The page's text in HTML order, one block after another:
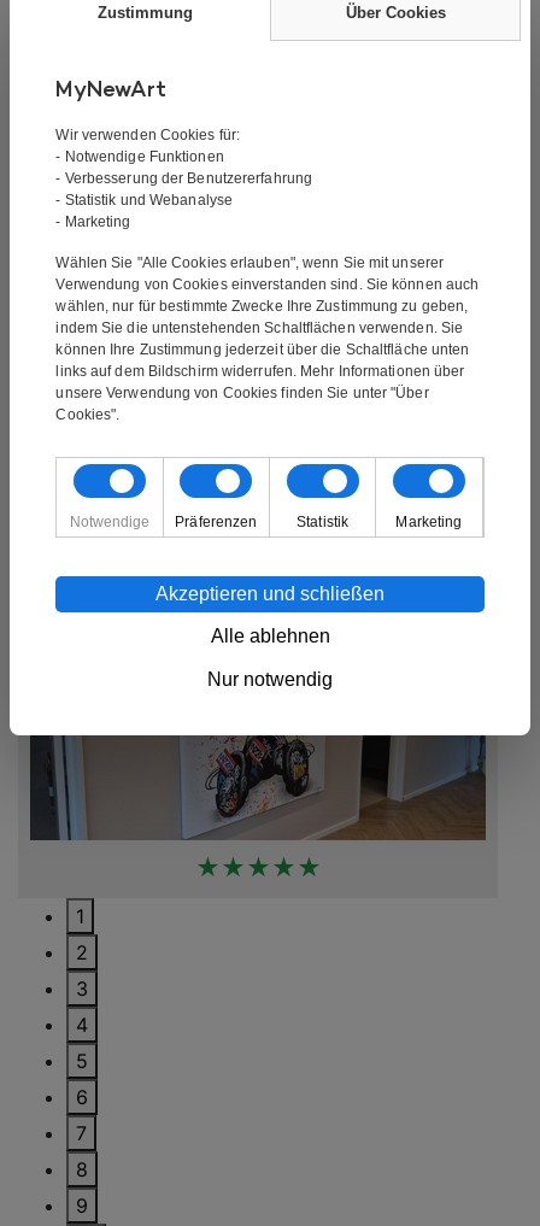
Das Gemälde ist ein handgemaltes Ölgemälde. Es
sondern ist handgemalt. Bei der Ölmalerei handelt es
sich um die klassische Form der Malerei. Ölgemälde
zeichnen sich durch ihre gute Farbtiefe aus.
Das Gemälde ist über einen 3,5 cm dicken Blendrahmen
gespannt und kann direkt an einer Wand aufgehängt
werden.
Möchten Sie dieses Gemälde in einer anderen Größe?
Wir können alle unsere Gemälde in allen Größen
malen. Wenn Sie mehr wissen möchten, kontaktieren
Sie uns unter info@mynewart.at
Bilder von unseren Kunden
★★★★★
1
2
3
4
5
6
7
8
9
Zustimmung Über Cookies
MyNewArt
Wir verwenden Cookies für:
- Notwendige Funktionen
- Verbesserung der Benutzererfahrung
- Statistik und Webanalyse
- Marketing
Wählen Sie "Alle Cookies erlauben", wenn Sie mit unserer
Verwendung von Cookies einverstanden sind. Sie können auch
wählen, nur für bestimmte Zwecke Ihre Zustimmung zu geben,
indem Sie die untenstehenden Schaltflächen verwenden. Sie
können Ihre Zustimmung jederzeit über die Schaltfläche unten
links auf dem Bildschirm widerrufen. Mehr Informationen über
unsere Verwendung von Cookies finden Sie unter "Über
Cookies".
Notwendige Präferenzen Statistik Marketing
Alle ablehnen
Nur notwendig
Akzeptieren und schließen